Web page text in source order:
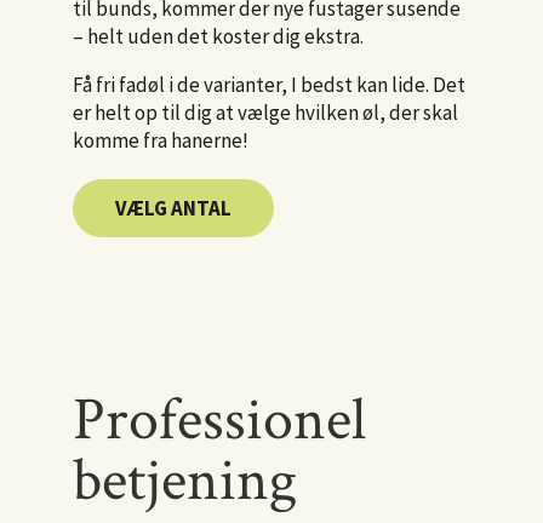
til bunds, kommer der nye fustager susende
– helt uden det koster dig ekstra.
Få fri fadøl i de varianter, I bedst kan lide. Det
er helt op til dig at vælge hvilken øl, der skal
komme fra hanerne!
VÆLG ANTAL
Professionel
betjening